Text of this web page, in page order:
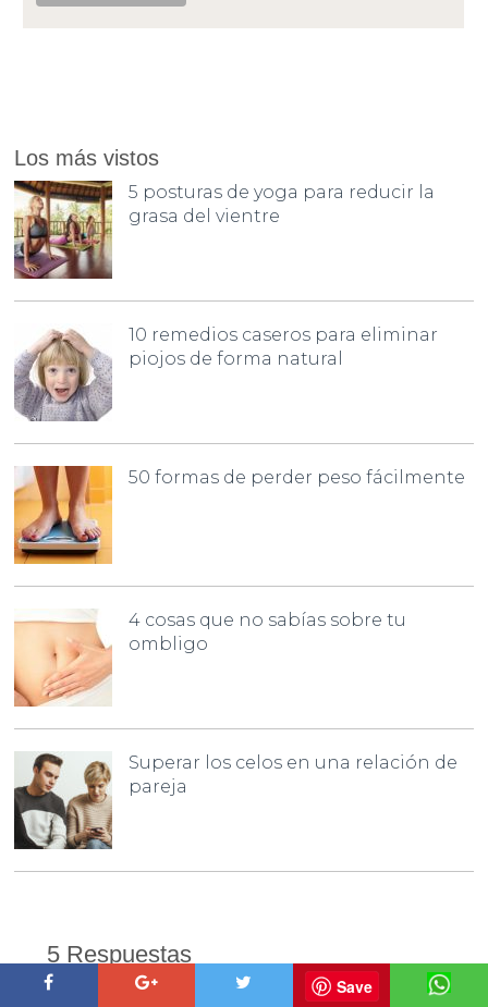
Los más vistos
5 posturas de yoga para reducir la
grasa del vientre
10 remedios caseros para eliminar
piojos de forma natural
50 formas de perder peso fácilmente
4 cosas que no sabías sobre tu
ombligo
Superar los celos en una relación de
pareja
5 Respuestas
Save